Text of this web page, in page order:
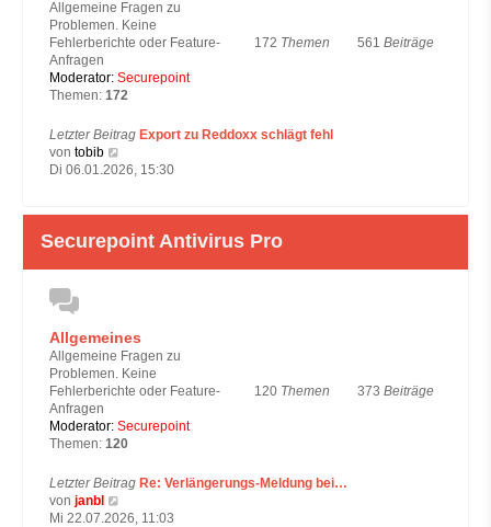
g
Allgemeine Fragen zu
Problemen. Keine
Fehlerberichte oder Feature-
Anfragen
Moderator: Securepoint
Themen: 172
172 Themen 561 Beiträge
Letzter Beitrag Export zu Reddoxx schlägt fehl
von tobib
e
t
r
t
r
a
g
Di 06.01.2026, 15:30
Securepoint Antivirus Pro
Allgemeines
Allgemeine Fragen zu
Problemen. Keine
Fehlerberichte oder Feature-
Anfragen
Moderator: Securepoint
Themen: 120
120 Themen 373 Beiträge
Letzter Beitrag Re: Verlängerungs-Meldung bei…
von janbl
e
Mi 22.07.2026, 11:03